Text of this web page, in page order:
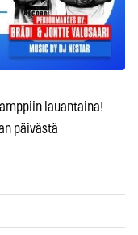
lauantaina!
päivästä